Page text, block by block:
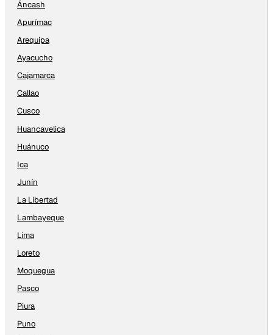
Áncash
Apurímac
Arequipa
Ayacucho
Cajamarca
Callao
Cusco
Huancavelica
Huánuco
Ica
Junín
La Libertad
Lambayeque
Lima
Loreto
Moquegua
Pasco
Piura
Puno